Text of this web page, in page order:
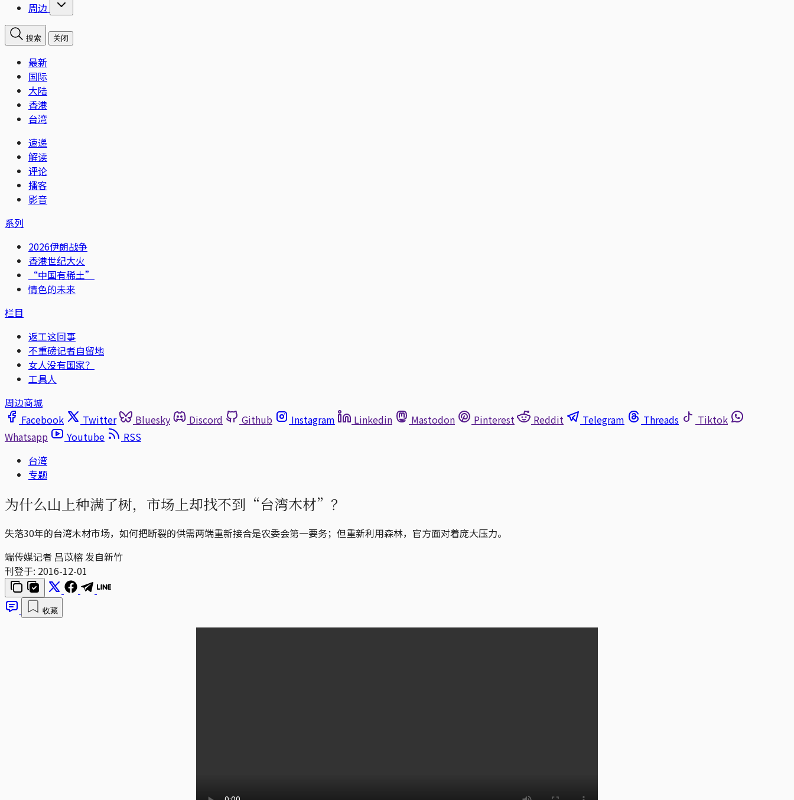
周边
搜索 关闭
最新
国际
大陆
香港
台湾
速递
解读
评论
播客
影音
系列
2026伊朗战争
香港世纪大火
“中国有稀土”
情色的未来
栏目
返工这回事
不重磅记者自留地
女人没有国家？
工具人
周边商城
Facebook
Twitter Bluesky Discord Github Instagram Linkedin Mastodon Pinterest Reddit Telegram Threads
Tiktok
Whatsapp
Youtube
RSS
台湾
专题
为什么山上种满了树，市场上却找不到“台湾木材”？
失落30年的台湾木材市场，如何把断裂的供需两端重新接合是农委会第一要务；但重新利用森林，官方面对着庞大压力。
端传媒记者 吕苡榕 发自新竹
刊登于: 2016-12-01
收藏